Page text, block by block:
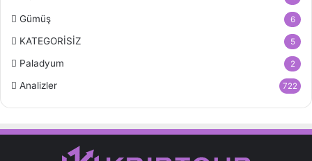
Gümüş 6
KATEGORİSİZ 5
Paladyum 2
Analizler 722